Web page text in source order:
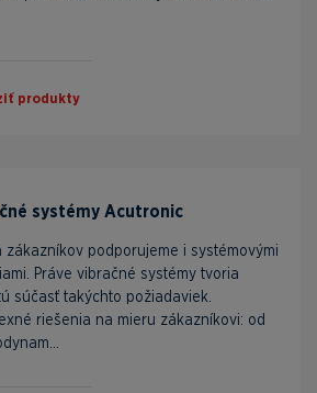
produkty
systémy Acutronic
zákazníkov podporujeme i systémovými
Práve vibračné systémy tvoria
súčasť takýchto požiadaviek.
riešenia na mieru zákazníkovi: od